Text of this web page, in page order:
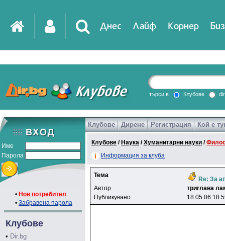
Днес Лайф Корнер
DirTV Impressio
Games
търси в Клубове
Име
Парола
• Нов потребител
• Забравена парола
Клубове
• Dir.bg
Клубове Дирене Регистрация Кой е
Клубове / Наука /Хуманитарни науки /
Информация за клуба
Тема
Re: За
Автор
тpиrлaвa
Публикувано
18.05.06